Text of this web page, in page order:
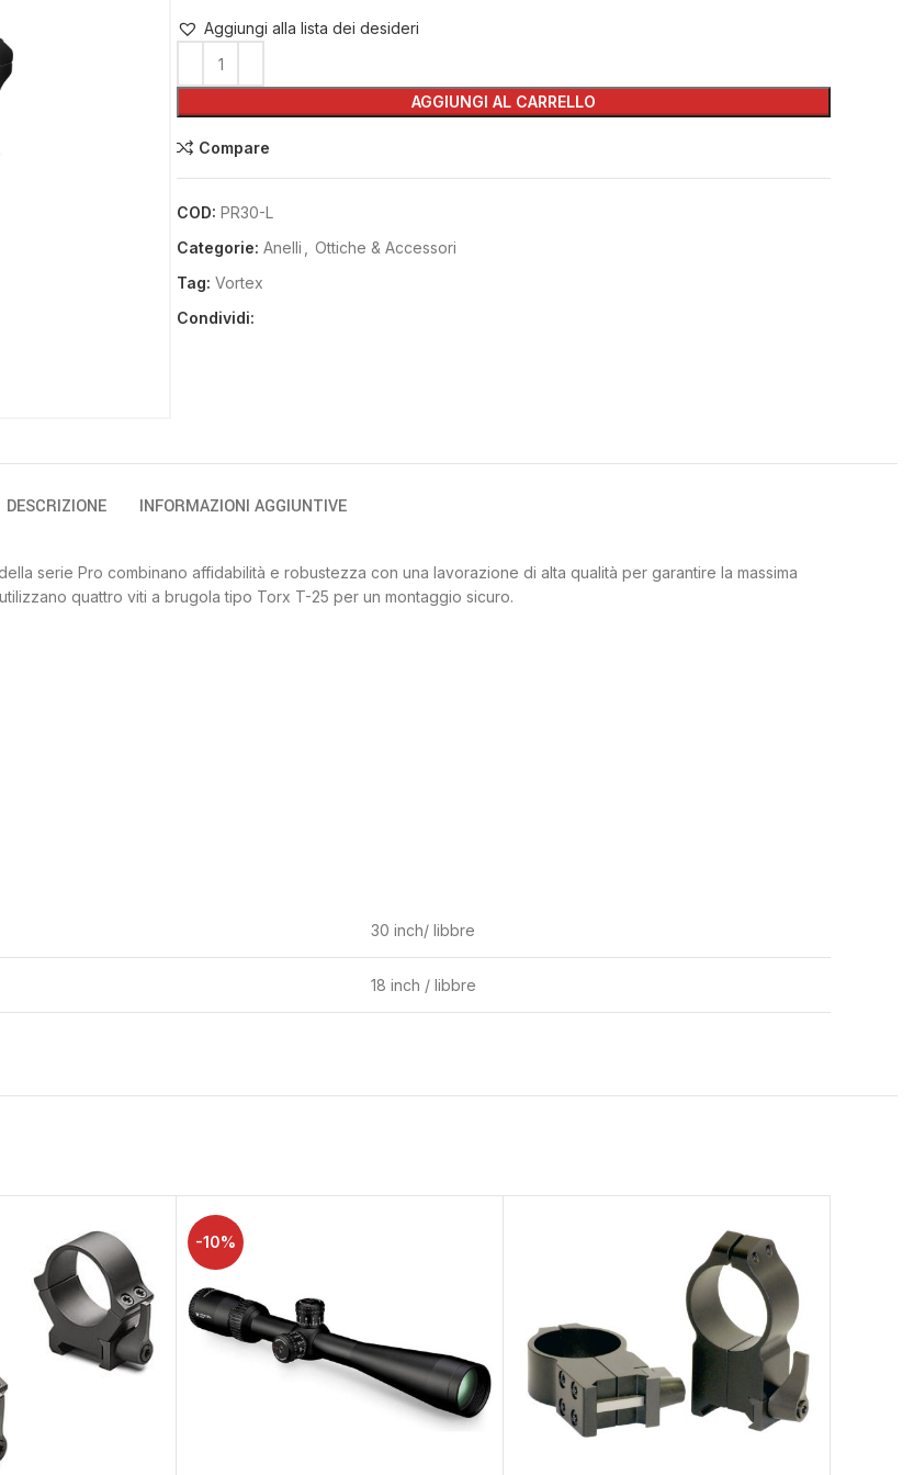
AGGIUNGI AL CARRELLO
Aggiungi alla lista dei desideri
Compare
COD: PR30-L
Categorie: Anelli
Ottiche & Accessori
Tag: Vortex
Condividi:
DESCRIZIONE INFORMAZIONI AGGIUNTIVE
serie Pro combinano affidabilità e robustezza con una lavorazione di alta qualità per garantire la massima
quattro viti a brugola tipo Torx T-25 per un montaggio sicuro.
30 inch/ libbre
18 inch / libbre
-10%